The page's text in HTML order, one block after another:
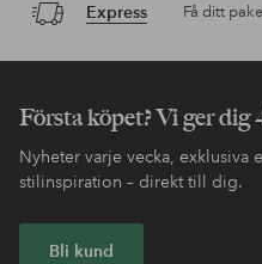
Express Få ditt
Första köpet? Vi ger dig
Nyheter varje vecka,
stilinspiration – direkt till dig.
Bli kund